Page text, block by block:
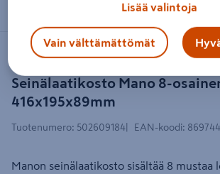
Seinälaatikosto Mano 8-
416x195x89mm
MANO
Tuotenumero: 502609184 EAN-koodi:
Manon seinälaatikosto sisältää 8 mustaa
Lisää valintoja
Vain välttämättömät